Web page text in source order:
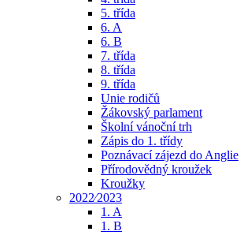
5. třída
6. A
6. B
7. třída
8. třída
9. třída
Unie rodičů
Žákovský parlament
Školní vánoční trh
Zápis do 1. třídy
Poznávací zájezd do Anglie
Přírodovědný kroužek
Kroužky
2022⁄2023
1. A
1. B